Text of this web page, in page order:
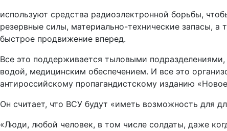
используют средства радиоэлектронной борьбы,
резервные силы, материально-технические запасы,
быстрое продвижение вперед.
Все это поддерживается тыловыми
водой, медицинским обеспечением. И все это
антироссийскому пропагандистскому изданию
Он считает, что ВСУ будут «иметь возможность для
«Люди, любой человек, в том числе солдаты, даже